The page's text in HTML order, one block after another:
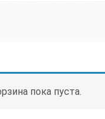
пока пуста.